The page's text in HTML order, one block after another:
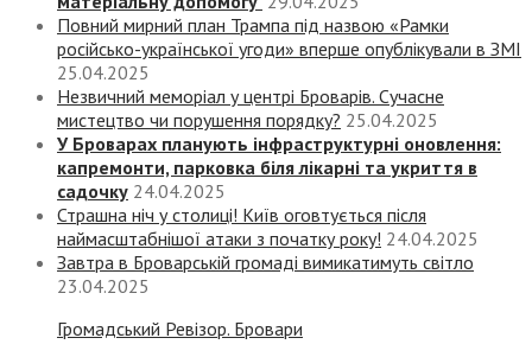
Повний мирний план Трампа під назвою «‎Рамки
російсько-української угоди» вперше опублікували в ЗМІ
25.04.2025
Незвичний меморіал у центрі Броварів. Сучасне
мистецтво чи порушення порядку? 25.04.2025
У Броварах планують інфраструктурні оновлення:
капремонти, парковка біля лікарні та укриття в
садочку 24.04.2025
Страшна ніч у столиці! Київ оговтується після
наймасштабнішої атаки з початку року! 24.04.2025
Завтра в Броварській громаді вимикатимуть світло
23.04.2025
Громадський Ревізор. Бровари